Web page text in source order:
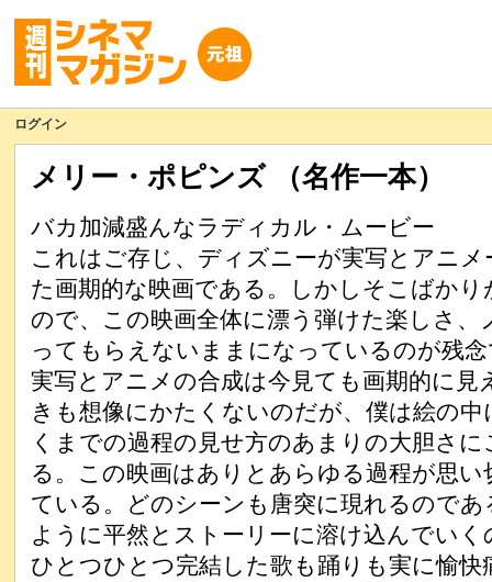
ログイン
メリー・ポピンズ （名作一本）
バカ加減盛んなラディカル・ムービー
これはご存じ、ディズニーが実写とアニ
た画期的な映画である。しかしそこばか
ので、この映画全体に漂う弾けた楽しさ、
ってもらえないままになっているのが残
実写とアニメの合成は今見ても画期的に見
きも想像にかたくないのだが、僕は絵の
くまでの過程の見せ方のあまりの大胆さ
る。この映画はありとあらゆる過程が思
ている。どのシーンも唐突に現れるので
ように平然とストーリーに溶け込んでいく
ひとつひとつ完結した歌も踊りも実に愉快